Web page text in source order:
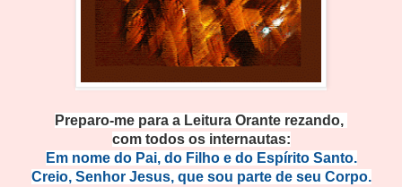
Preparo-me para a Leitura Orante rezando,
com todos os internautas:
Em nome do Pai, do Filho e do Espírito Santo.
Creio, Senhor Jesus, que sou parte de seu Corpo.